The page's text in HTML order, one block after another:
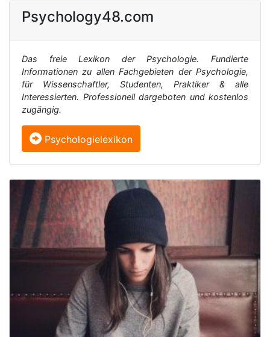
Psychology48.com
Das freie Lexikon der Psychologie. Fundierte
Informationen zu allen Fachgebieten der Psychologie,
für Wissenschaftler, Studenten, Praktiker & alle
Interessierten. Professionell dargeboten und kostenlos
zugängig.
Psychologielexikon